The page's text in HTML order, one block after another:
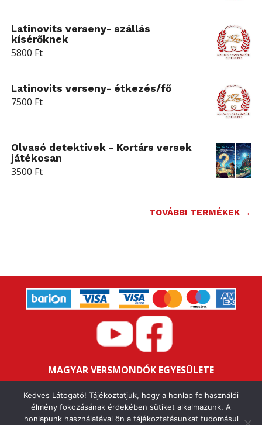
Latinovits verseny- szállás
kísérőknek
5800 Ft
Latinovits verseny- étkezés/fő
7500 Ft
Olvasó detektívek - Kortárs versek
játékosan
3500 Ft
TOVÁBBI TERMÉKEK →
MAGYAR VERSMONDÓK EGYESÜLETE
Bankszámlaszám: 16200106-11646259
Adószám: 18047352-1-43
Kedves Látogató! Tájékoztatjuk, hogy a honlap felhasználói
élmény fokozásának érdekében sütiket alkalmazunk. A
honlapunk használatával ön a tájékoztatásunkat tudomásul